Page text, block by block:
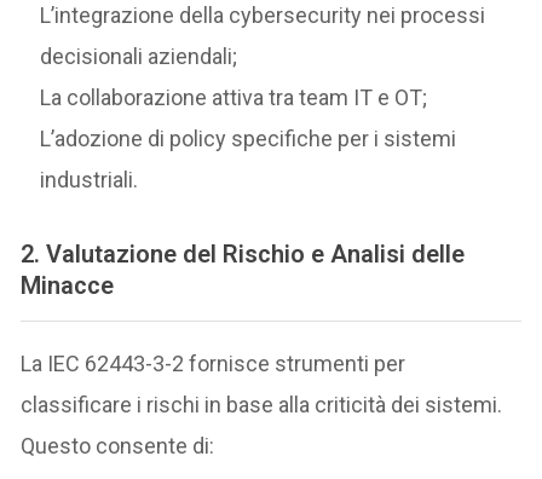
L’integrazione della cybersecurity nei processi
decisionali aziendali;
La collaborazione attiva tra team IT e OT;
L’adozione di policy specifiche per i sistemi
industriali.
2.Valutazione del Rischio e Analisi delle
Minacce
La IEC 62443-3-2 fornisce strumenti per
classificare i rischi in base alla criticità dei sistemi.
Questo consente di: